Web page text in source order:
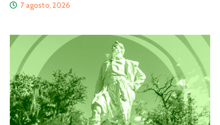
7 agosto, 2026